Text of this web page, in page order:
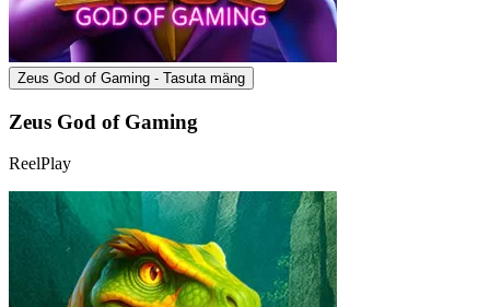
Zeus God of Gaming - Tasuta mäng
Zeus God of Gaming
ReelPlay